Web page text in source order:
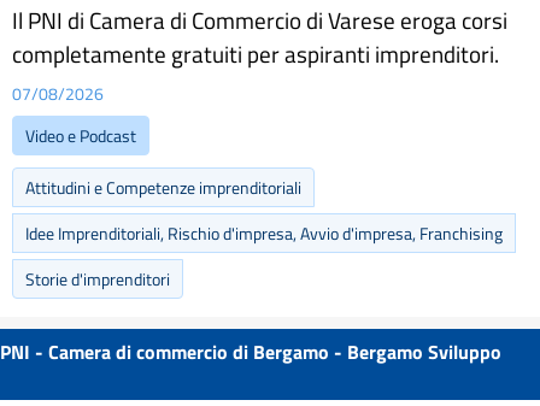
Il PNI di Camera di Commercio di Varese eroga corsi
completamente gratuiti per aspiranti imprenditori.
07/08/2026
Video e Podcast
Attitudini e Competenze imprenditoriali
Idee Imprenditoriali, Rischio d'impresa, Avvio d'impresa, Franchising
Storie d'imprenditori
PNI - Camera di commercio di Bergamo - Bergamo Sviluppo